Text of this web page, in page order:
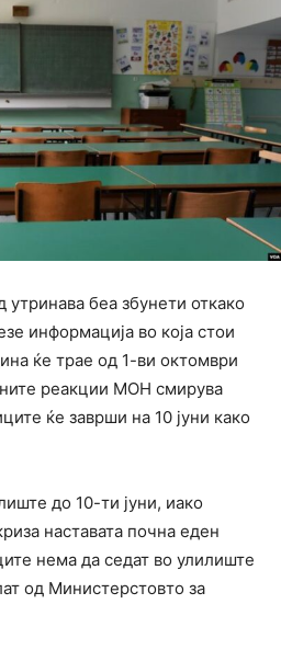
беа збунети откако
информација во која стои
ќе трае од 1-ви октомври
реакции МОН смирува
ќе заврши на 10 јуни како
до 10-ти јуни, иако
наставата почна еден
нема да седат во улилиште
од Министерстовто за